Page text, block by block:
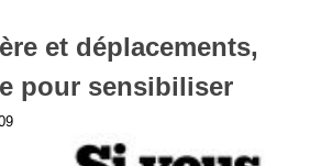
et déplacements,
pour sensibiliser